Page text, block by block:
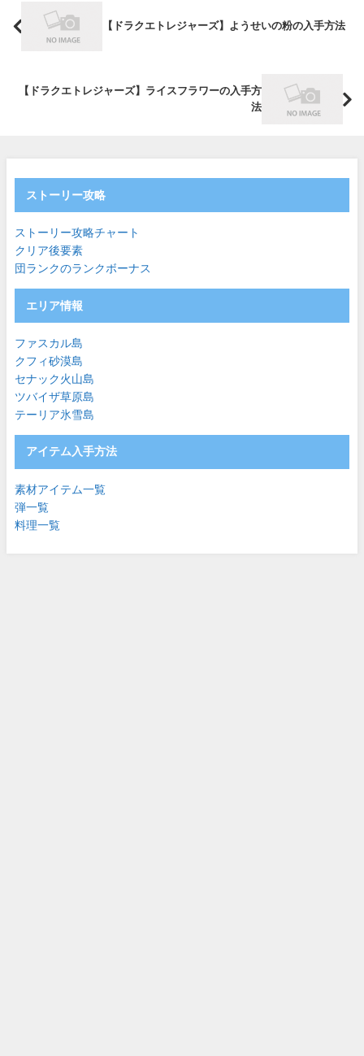
【ドラクエトレジャーズ】ようせいの粉の入手方法
【ドラクエトレジャーズ】ライスフラワーの入手方
法
ストーリー攻略
ストーリー攻略チャート
クリア後要素
団ランクのランクボーナス
エリア情報
ファスカル島
クフィ砂漠島
セナック火山島
ツバイザ草原島
テーリア氷雪島
アイテム入手方法
素材アイテム一覧
弾一覧
料理一覧